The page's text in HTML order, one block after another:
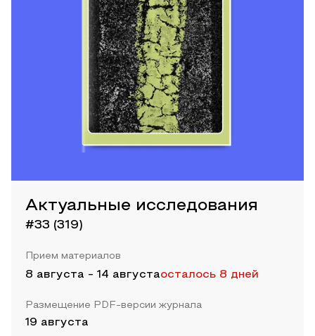
Актуальные исследования
#33 (319)
Прием материалов
8 августа - 14 августаосталось 8 дней
Размещение PDF-версии журнала
19 августа